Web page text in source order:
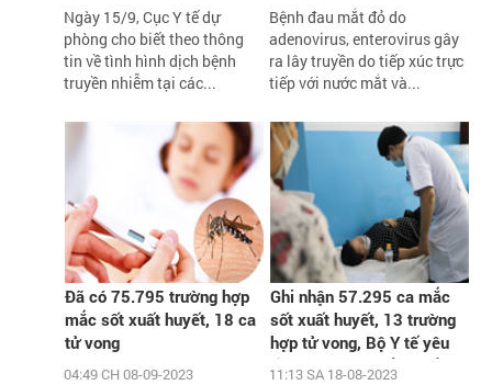
Ngày 15/9, Cục Y tế dự
phòng cho biết theo thông
tin về tình hình dịch bệnh
truyền nhiễm tại các...
Bệnh đau mắt đỏ do
adenovirus, enterovirus gây
ra lây truyền do tiếp xúc trực
tiếp với nước mắt và...
Đã có 75.795 trường hợp
mắc sốt xuất huyết, 18 ca
tử vong
04:49 CH 08-09-2023
Ghi nhận 57.295 ca mắc
sốt xuất huyết, 13 trường
hợp tử vong, Bộ Y tế yêu
cầu xử lý triệt để các ổ
11:13 SA 18-08-2023